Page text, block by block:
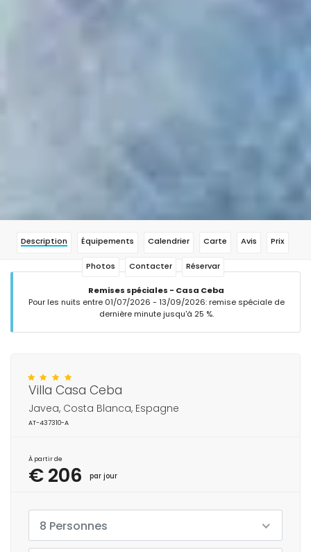
Description Équipements Calendrier Carte Avis Prix
Photos Contacter Réservar
Remises spéciales - Casa Ceba
Pour les nuits entre 01/07/2026 - 13/09/2026: remise spéciale de
dernière minute jusqu'à 25 %.
Villa Casa Ceba
Javea, Costa Blanca, Espagne
AT-437310-A
À partir de
€ 206 par jour
8 Personnes